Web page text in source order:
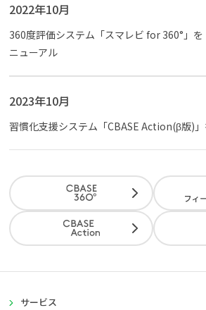
2022年10月
360度評価システム「スマレビ for 360°」を
ニューアル
2023年10月
習慣化支援システム「CBASE Action(β版)
サービス